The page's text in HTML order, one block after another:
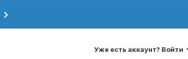
Уже есть аккаунт? Войти